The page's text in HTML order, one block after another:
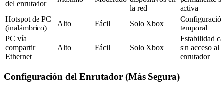
del enrutador
la red
activa
Hotspot de PC
(inalámbrico)
Alto Fácil Solo Xbox
temporal
PC vía
compartir
Ethernet
Alto Fácil Solo Xbox
Estabilidad
sin acceso al
enrutador
Configuración del Enrutador (Más Segura)